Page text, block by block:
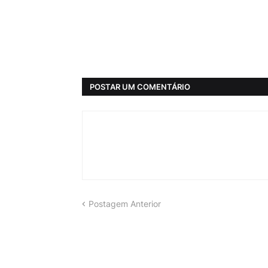
POSTAR UM COMENTÁRIO
Postagem Anterior